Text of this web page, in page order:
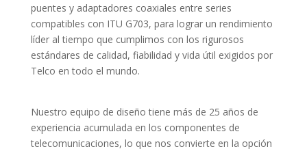
puentes y adaptadores coaxiales entre series
compatibles con ITU G703, para lograr un rendimiento
líder al tiempo que cumplimos con los rigurosos
estándares de calidad, fiabilidad y vida útil exigidos por
Telco en todo el mundo.
Nuestro equipo de diseño tiene más de 25 años de
experiencia acumulada en los componentes de
telecomunicaciones, lo que nos convierte en la opción